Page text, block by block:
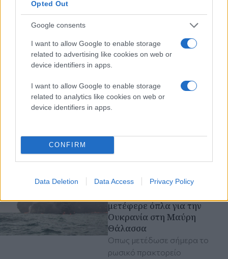
Opted Out
Google consents
I want to allow Google to enable storage
related to advertising like cookies on web or
device identifiers in apps.
I want to allow Google to enable storage
related to analytics like cookies on web or
device identifiers in apps.
CONFIRM
Data Deletion Data Access Privacy Policy
Διαβάστε περισσότερα
Ρωσικό drone χτύπησε
μετέφερε όπλα για την
Ουκρανία στη Μαύρη
Θάλασσα
Όπως μετέδωσε σήμερα το
ρωσικό πρακτορείο